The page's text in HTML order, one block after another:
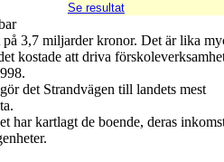
Se resultat
på 3,7 miljarder kronor. Det är lika
kostade att driva
det Strandvägen till landets mest
har kartlagt de boende, deras